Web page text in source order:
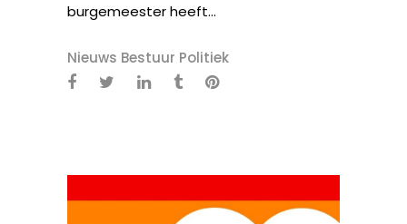
burgemeester heeft...
Nieuws Bestuur Politiek